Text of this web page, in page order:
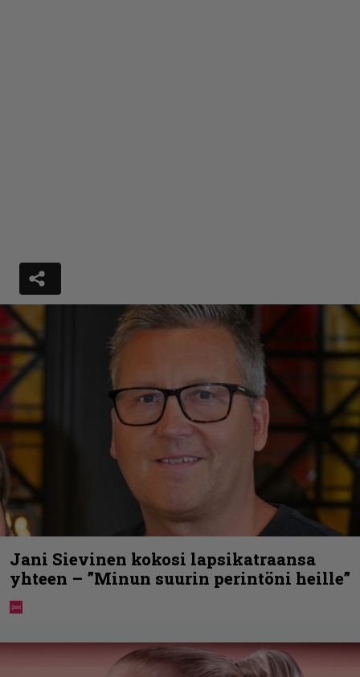
Jani Sievinen kokosi lapsikatraansa
yhteen – ”Minun suurin perintöni heille”